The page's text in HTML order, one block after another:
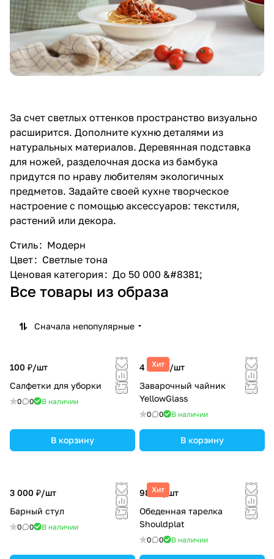
За счет светлых оттенков пространство визуально
расширится. Дополните кухню деталями из
натуральных материалов. Деревянная подставка
для ножей, разделочная доска из бамбука
придутся по нраву любителям экологичных
предметов. Задайте своей кухне творческое
настроение с помощью аксессуаров: текстиля,
растений или декора.
Стиль: Модерн
Цвет: Светлые тона
Ценовая категория : До 50 000 &#8381;
Все товары из образа
Сначала непопулярные
100 ₽/шт
Салфетки для уборки
0 0 В наличии
В корзину
Хит
4 370 ₽/шт
Заварочный чайник
YellowGlass
0 0 В наличии
В корзину
3 000 ₽/шт
Барный стул
0 0 В наличии
Хит
980 ₽/ шт
Обеденная тарелка
Shouldplat
0 0 В наличии